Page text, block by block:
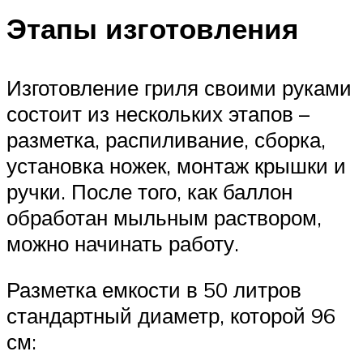
Этапы изготовления
Изготовление гриля своими руками
состоит из нескольких этапов –
разметка, распиливание, сборка,
установка ножек, монтаж крышки и
ручки. После того, как баллон
обработан мыльным раствором,
можно начинать работу.
Разметка емкости в 50 литров
стандартный диаметр, которой 96
см: